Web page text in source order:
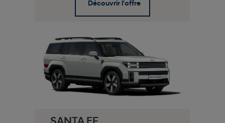
Découvrir l'offre